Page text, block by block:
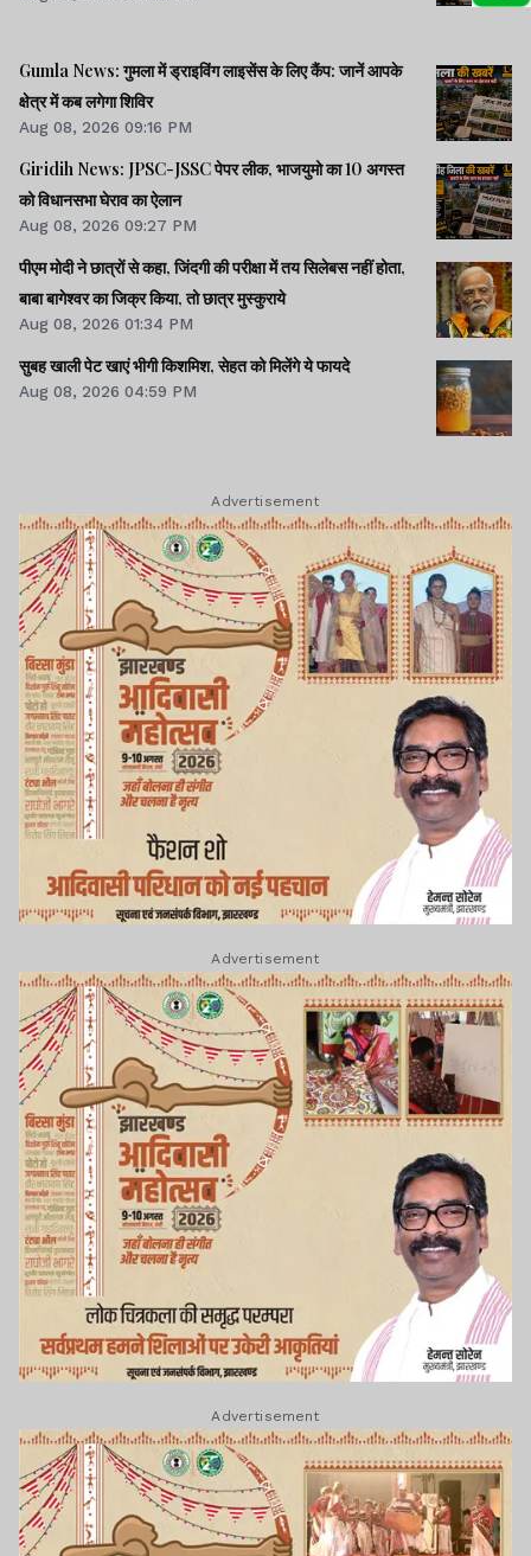
Gumla News: गुमला में ड्राइविंग लाइसेंस के लिए कैंप: जानें आपके
क्षेत्र में कब लगेगा शिविर
Aug 08, 2026 09:16 PM
Giridih News: JPSC-JSSC पेपर लीक, भाजयुमो का 10 अगस्त
को विधानसभा घेराव का ऐलान
Aug 08, 2026 09:27 PM
पीएम मोदी ने छात्रों से कहा, जिंदगी की परीक्षा में तय सिलेबस नहीं होता,
बाबा बागेश्वर का जिक्र किया, तो छात्र मुस्कुराये
Aug 08, 2026 01:34 PM
सुबह खाली पेट खाएं भीगी किशमिश, सेहत को मिलेंगे ये फायदे
Aug 08, 2026 04:59 PM
Advertisement
Advertisement
Advertisement